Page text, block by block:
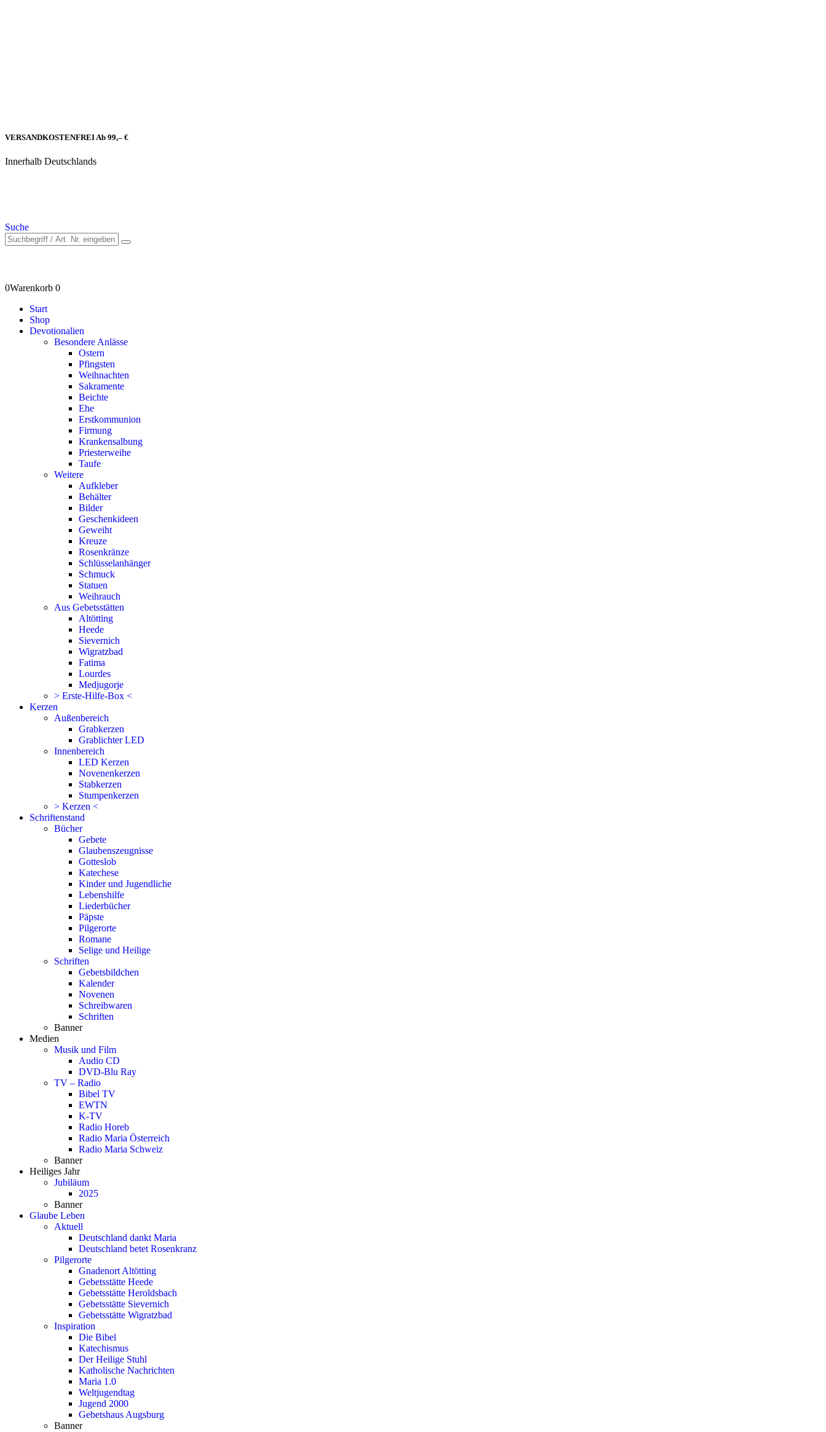
VERSANDKOSTENFREI Ab 99,– €
Innerhalb Deutschlands
Suche
0Warenkorb 0
Start
Shop
Devotionalien
Besondere Anlässe
Ostern
Pfingsten
Weihnachten
Sakramente
Beichte
Ehe
Erstkommunion
Firmung
Krankensalbung
Priesterweihe
Taufe
Weitere
Aufkleber
Behälter
Bilder
Geschenkideen
Geweiht
Kreuze
Rosenkränze
Schlüsselanhänger
Schmuck
Statuen
Weihrauch
Aus Gebetsstätten
Altötting
Heede
Sievernich
Wigratzbad
Fatima
Lourdes
Medjugorje
> Erste-Hilfe-Box <
Kerzen
Außenbereich
Grabkerzen
Grablichter LED
Innenbereich
LED Kerzen
Novenenkerzen
Stabkerzen
Stumpenkerzen
> Kerzen <
Schriftenstand
Bücher
Gebete
Glaubenszeugnisse
Gotteslob
Katechese
Kinder und Jugendliche
Lebenshilfe
Liederbücher
Päpste
Pilgerorte
Romane
Selige und Heilige
Schriften
Gebetsbildchen
Kalender
Novenen
Schreibwaren
Schriften
Banner
Medien
Musik und Film
Audio CD
DVD-Blu Ray
TV – Radio
Bibel TV
EWTN
K-TV
Radio Horeb
Radio Maria Österreich
Radio Maria Schweiz
Banner
Heiliges Jahr
Jubiläum
2025
Banner
Glaube Leben
Aktuell
Deutschland dankt Maria
Deutschland betet Rosenkranz
Pilgerorte
Gnadenort Altötting
Gebetsstätte Heede
Gebetsstätte Heroldsbach
Gebetsstätte Sievernich
Gebetsstätte Wigratzbad
Inspiration
Die Bibel
Katechismus
Der Heilige Stuhl
Katholische Nachrichten
Maria 1.0
Weltjugendtag
Jugend 2000
Gebetshaus Augsburg
Banner